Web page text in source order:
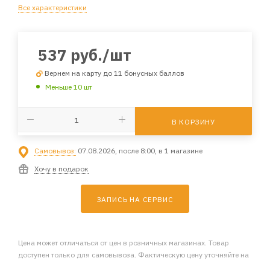
Все характеристики
537 руб./шт
Вернем на карту до 11 бонусных баллов
Меньше 10 шт
В КОРЗИНУ
Самовывоз: 07.08.2026, после 8:00, в 1 магазине
Хочу в подарок
ЗАПИСЬ НА СЕРВИС
Цена может отличаться от цен в розничных магазинах. Товар
доступен только для самовывоза. Фактическую цену уточняйте на